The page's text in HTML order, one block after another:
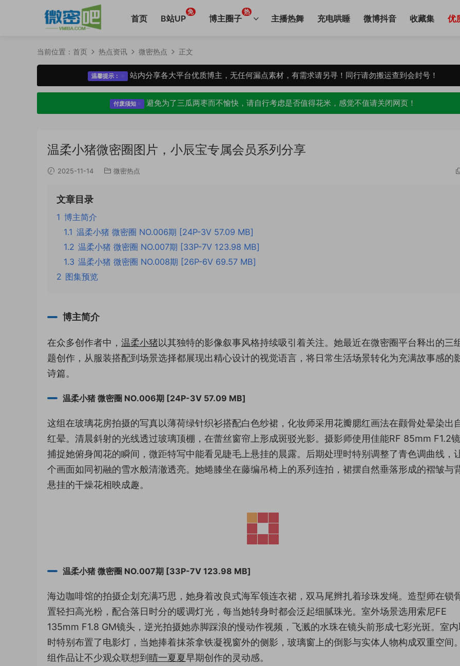
首页 B站UP
免
博主圈子
热
主播热舞 充电哄睡 微博抖音 收藏集 优
当前位置： 首页 热点资讯 微密热点 正文
温馨提示： 站内分享各大平台优质博主，无任何漏点素材，有需求请另寻！同行请勿搬运查到会封号！
付废须知 避免为了三瓜两枣而不愉快，请自行考虑是否值得花米，感觉不值请关闭网页！
温柔小猪微密圈图片，小辰宝专属会员系列分享
2025-11-14 微密热点
文章目录
1 博主简介
1.1 温柔小猪 微密圈 NO.006期 [24P-3V 57.09 MB]
1.2 温柔小猪 微密圈 NO.007期 [33P-7V 123.98 MB]
1.3 温柔小猪 微密圈 NO.008期 [26P-6V 69.57 MB]
2 图集预览
博主简介
在众多创作者中， 温柔小猪以其独特的影像叙事风格持续吸引着关注。她最近在微密圈平台释出的三
题创作，从服装搭配到场景选择都展现出精心设计的视觉语言，将日常生活场景转化为充满故事感的
诗篇。
温柔小猪 微密圈 NO.006期 [24P-3V 57.09 MB]
这组在玻璃花房拍摄的写真以薄荷绿针织衫搭配白色纱裙，化妆师采用花瓣腮红画法在颧骨处晕染出
红晕。清晨斜射的光线透过玻璃顶棚，在蕾丝窗帘上形成斑驳光影。摄影师使用佳能RF 85mm F1.2
捕捉她俯身闻花的瞬间，微距特写中能看见睫毛上悬挂的晨露。后期处理时特别调整了青色调曲线，
个画面如同初融的雪水般清澈透亮。她蜷膝坐在藤编吊椅上的系列连拍，裙摆自然垂落形成的褶皱与
悬挂的干燥花相映成趣。
温柔小猪 微密圈 NO.007期 [33P-7V 123.98 MB]
海边咖啡馆的拍摄企划充满巧思，她身着改良式海军领连衣裙，双马尾辫扎着珍珠发绳。造型师在锁
置轻扫高光粉，配合落日时分的暖调灯光，每当她转身时都会泛起细腻珠光。室外场景选用索尼FE
135mm F1.8 GM镜头，逆光拍摄她赤脚踩浪的慢动作视频，飞溅的水珠在镜头前形成七彩光斑。室
时特别布置了电影灯，当她捧着抹茶拿铁凝视窗外的侧影，玻璃窗上的倒影与实体人物构成双重空间
组作品让不少观众联想到 晴一夏夏早期创作的灵动感。